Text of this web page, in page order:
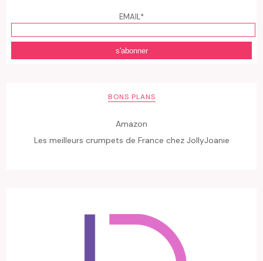
EMAIL*
BONS PLANS
Amazon
Les meilleurs crumpets de France chez JollyJoanie